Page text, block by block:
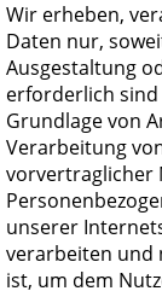
Wir erheben,
Daten nur,
Ausgestaltung
erforderlich sind
Grundlage von
Verarbeitung
vorvertraglicher
unserer
verarbeiten und
ist, um dem